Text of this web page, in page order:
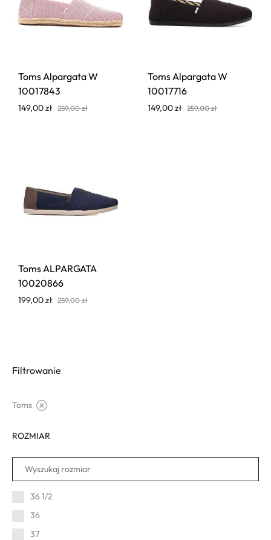
Toms Alpargata W
10017843
149,00zł 259,00zł
Toms Alpargata W
10017716
149,00zł 259,00zł
Toms ALPARGATA
10020866
199,00zł 259,00zł
Filtrowanie
Toms
ROZMIAR
36 1/2
36
37